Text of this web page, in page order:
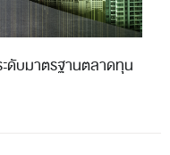
ะดับมาตรฐานตลาดทุน